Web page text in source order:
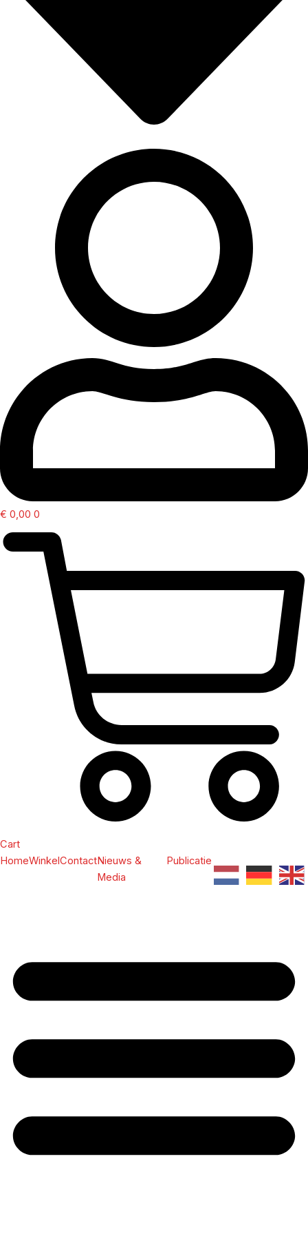
€ 0,00 0
Cart
HomeWinkelContactNieuws &
Media
Publicatie